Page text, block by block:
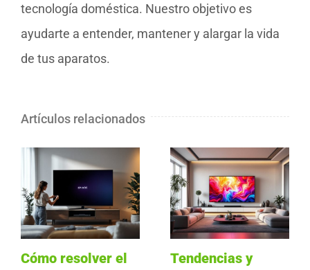
tecnología doméstica. Nuestro objetivo es
ayudarte a entender, mantener y alargar la vida
de tus aparatos.
Artículos relacionados
Cómo resolver el
Tendencias y